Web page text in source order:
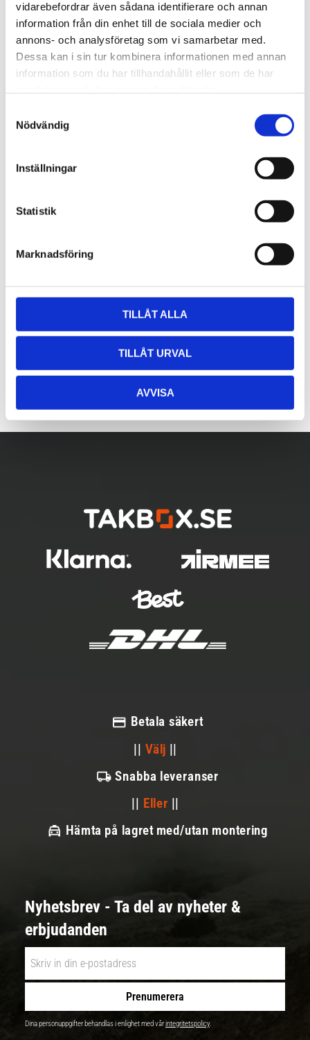
vidarebefordrar även sådana identifierare och annan
information från din enhet till de sociala medier och
annons- och analysföretag som vi samarbetar med.
Dessa kan i sin tur kombinera informationen med annan
information som du har tillhandahållit eller som de har
Nödvändig
Inställningar
Statistik
Marknadsföring
TILLÅT ALLA
TILLÅT URVAL
AVVISA
Lättmonterad
takräcken, för fordon utan
befintliga fästpunkter för
fabriksmonterade räcken.
1 795 kr
kr
Lättmonterad
Edge-takräcken, för
fordon utan befintliga
eller fabriksmonterade
räcken.
2 525kr
2 635
Betala säkert
|| Välj ||
Snabba leveranser
|| Eller ||
Hämta på lagret med/utan montering
Nyhetsbrev - Ta del av nyheter &
erbjudanden
Prenumerera
Dina personuppgifter behandlas i enlighet med vårintegritetspolicy.